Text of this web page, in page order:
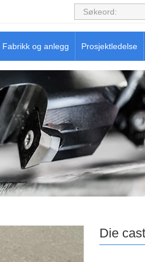
Fabrikk og anlegg Prosjektledelse
Die